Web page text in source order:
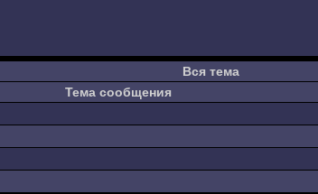
Вся тема
Тема сообщения